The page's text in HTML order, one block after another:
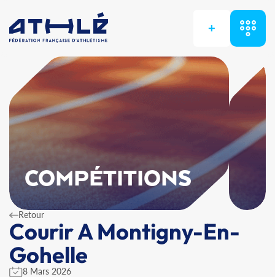
+
COMPÉTITIONS
Retour
Courir A Montigny-En-
Gohelle
8 Mars 2026